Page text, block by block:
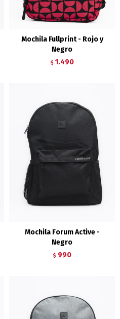
Mochila Fullprint - Rojo y
Negro
$ 1.490
Mochila Forum Active -
Negro
$ 990